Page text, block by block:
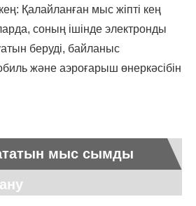
Қалайланған мыс жіпті кең
соның ішінде электронды
беруді, байланыс
және аэроғарыш өнеркәсібін
мыс сымды